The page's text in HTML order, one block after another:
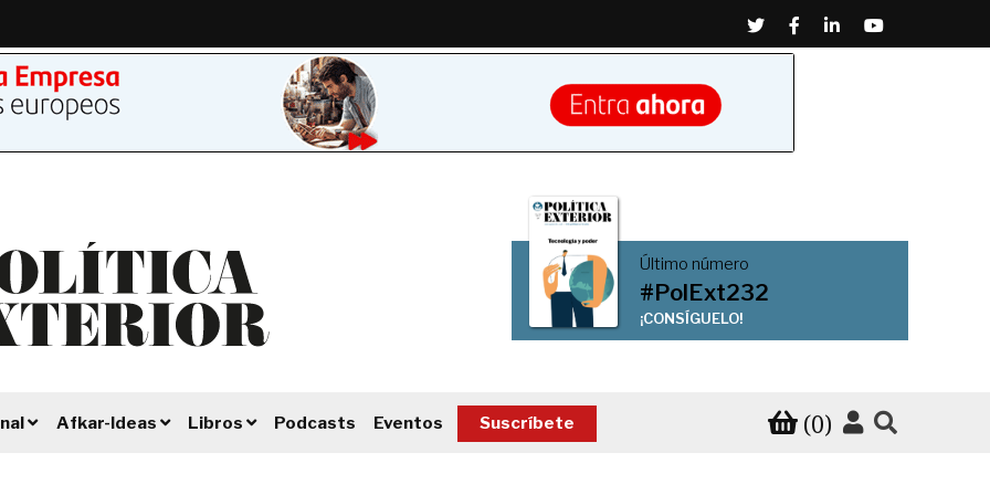
TwitterFacebook
LinkedinYoutube
Último número
#PolExt232
¡CONSÍGUELO!
Afkar-Ideas Libros Podcasts Eventos Suscríbete (0)